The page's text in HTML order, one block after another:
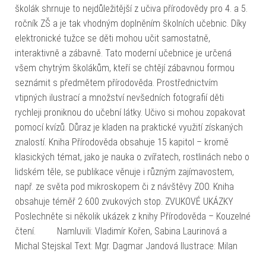
školák shrnuje to nejdůležitější z učiva přírodovědy pro 4. a 5.
ročník ZŠ a je tak vhodným doplněním školních učebnic. Díky
elektronické tužce se děti mohou učit samostatně,
interaktivně a zábavně. Tato moderní učebnice je určená
všem chytrým školákům, kteří se chtějí zábavnou formou
seznámit s předmětem přírodověda. Prostřednictvím
vtipných ilustrací a množství nevšedních fotografií děti
rychleji proniknou do učební látky. Učivo si mohou zopakovat
pomocí kvízů. Důraz je kladen na praktické využití získaných
znalostí. Kniha Přírodověda obsahuje 15 kapitol – kromě
klasických témat, jako je nauka o zvířatech, rostlinách nebo o
lidském těle, se publikace věnuje i různým zajímavostem,
např. ze světa pod mikroskopem či z návštěvy ZOO. Kniha
obsahuje téměř 2 600 zvukových stop. ZVUKOVÉ UKÁZKY
Poslechněte si několik ukázek z knihy Přírodověda – Kouzelné
čtení. Namluvili: Vladimír Kořen, Sabina Laurinová a
Michal Stejskal Text: Mgr. Dagmar Jandová Ilustrace: Milan